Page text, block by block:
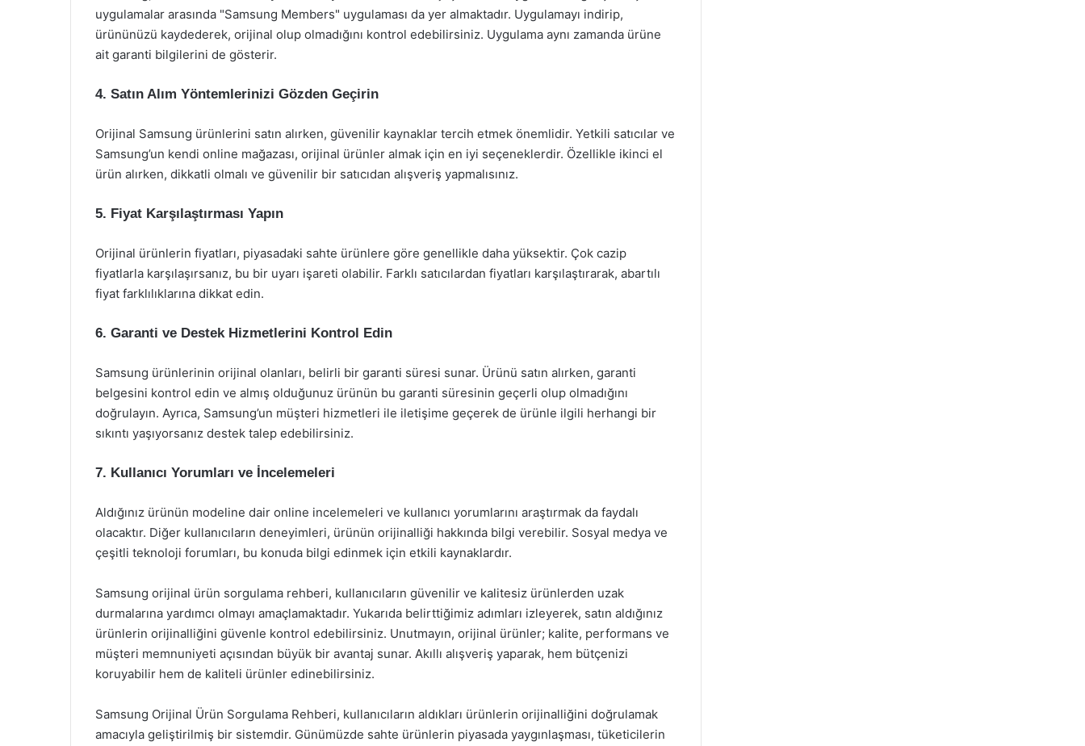
uygulamalar arasında "Samsung Members" uygulaması da yer almaktadır. Uygulamayı indirip,
ürününüzü kaydederek, orijinal olup olmadığını kontrol edebilirsiniz. Uygulama aynı zamanda ürüne
ait garanti bilgilerini de gösterir.
4. Satın Alım Yöntemlerinizi Gözden Geçirin
Orijinal Samsung ürünlerini satın alırken, güvenilir kaynaklar tercih etmek önemlidir. Yetkili satıcılar ve
Samsung’un kendi online mağazası, orijinal ürünler almak için en iyi seçeneklerdir. Özellikle ikinci el
ürün alırken, dikkatli olmalı ve güvenilir bir satıcıdan alışveriş yapmalısınız.
5. Fiyat Karşılaştırması Yapın
Orijinal ürünlerin fiyatları, piyasadaki sahte ürünlere göre genellikle daha yüksektir. Çok cazip
fiyatlarla karşılaşırsanız, bu bir uyarı işareti olabilir. Farklı satıcılardan fiyatları karşılaştırarak, abartılı
fiyat farklılıklarına dikkat edin.
6. Garanti ve Destek Hizmetlerini Kontrol Edin
Samsung ürünlerinin orijinal olanları, belirli bir garanti süresi sunar. Ürünü satın alırken, garanti
belgesini kontrol edin ve almış olduğunuz ürünün bu garanti süresinin geçerli olup olmadığını
doğrulayın. Ayrıca, Samsung’un müşteri hizmetleri ile iletişime geçerek de ürünle ilgili herhangi bir
sıkıntı yaşıyorsanız destek talep edebilirsiniz.
7. Kullanıcı Yorumları ve İncelemeleri
Aldığınız ürünün modeline dair online incelemeleri ve kullanıcı yorumlarını araştırmak da faydalı
olacaktır. Diğer kullanıcıların deneyimleri, ürünün orijinalliği hakkında bilgi verebilir. Sosyal medya ve
çeşitli teknoloji forumları, bu konuda bilgi edinmek için etkili kaynaklardır.
Samsung orijinal ürün sorgulama rehberi, kullanıcıların güvenilir ve kalitesiz ürünlerden uzak
durmalarına yardımcı olmayı amaçlamaktadır. Yukarıda belirttiğimiz adımları izleyerek, satın aldığınız
ürünlerin orijinalliğini güvenle kontrol edebilirsiniz. Unutmayın, orijinal ürünler; kalite, performans ve
müşteri memnuniyeti açısından büyük bir avantaj sunar. Akıllı alışveriş yaparak, hem bütçenizi
koruyabilir hem de kaliteli ürünler edinebilirsiniz.
Samsung Orijinal Ürün Sorgulama Rehberi, kullanıcıların aldıkları ürünlerin orijinalliğini doğrulamak
amacıyla geliştirilmiş bir sistemdir. Günümüzde sahte ürünlerin piyasada yaygınlaşması, tüketicilerin